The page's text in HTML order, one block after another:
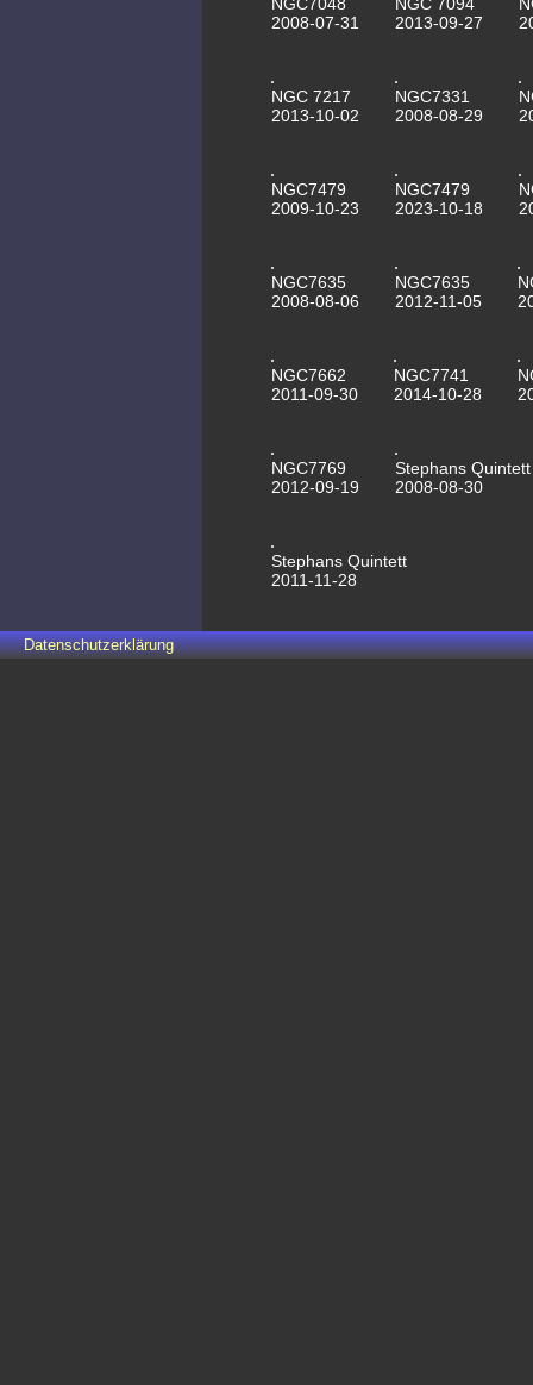
2008-07-31
2013-09-27
NGC 7217
2013-10-02
NGC7331
2008-08-29
NGC7479
2009-10-23
NGC7479
2023-10-18
NGC7635
2008-08-06
NGC7635
2012-11-05
NGC7662
2011-09-30
NGC7741
2014-10-28
NGC7769
2012-09-19
Stephans Quintett
2008-08-30
Stephans Quintett
2011-11-28
Datenschutzerklärung